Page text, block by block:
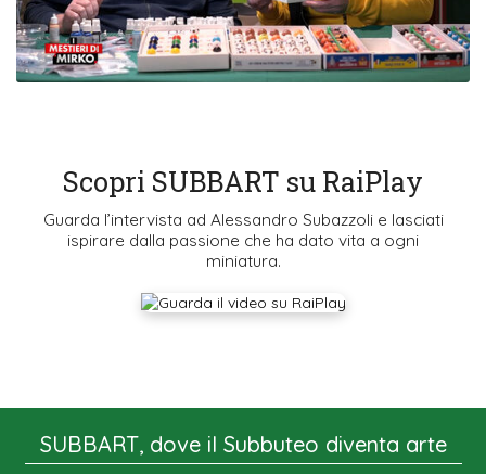
Scopri SUBBART su RaiPlay
Guarda l’intervista ad Alessandro Subazzoli e lasciati
ispirare dalla passione che ha dato vita a ogni
miniatura.
SUBBART, dove il Subbuteo diventa arte